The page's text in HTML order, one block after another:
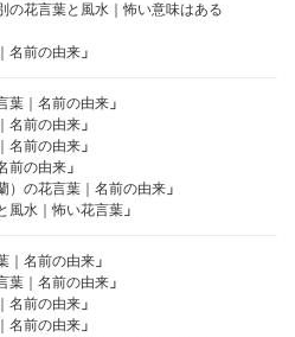
の花言葉と風水｜怖い意味はある
名前の由来 」
葉｜名前の由来 」
名前の由来 」
名前の由来 」
前の由来 」
）の花言葉｜名前の由来 」
風水｜怖い花言葉 」
｜名前の由来 」
葉｜名前の由来 」
名前の由来 」
名前の由来 」